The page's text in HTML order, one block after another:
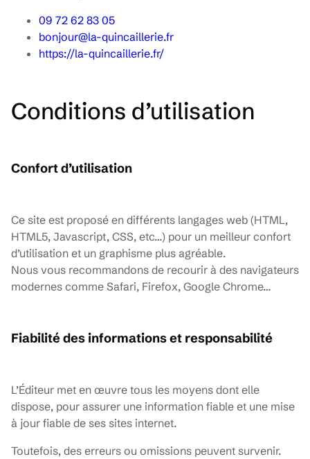
09 72 62 83 05
bonjour@la-quincaillerie.fr
https://la-quincaillerie.fr/
Conditions d’utilisation
Confort d’utilisation
Ce site est proposé en différents langages web (HTML,
HTML5, Javascript, CSS, etc…) pour un meilleur confort
d’utilisation et un graphisme plus agréable.
Nous vous recommandons de recourir à des navigateurs
modernes comme Safari, Firefox, Google Chrome…
Fiabilité des informations et responsabilité
L’Éditeur met en œuvre tous les moyens dont elle
dispose, pour assurer une information fiable et une mise
à jour fiable de ses sites internet.
Toutefois, des erreurs ou omissions peuvent survenir.